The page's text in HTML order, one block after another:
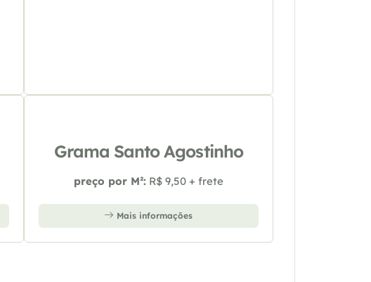
Grama Santo Agostinho
preço por M²: R$ 9,50 + frete
Mais informações